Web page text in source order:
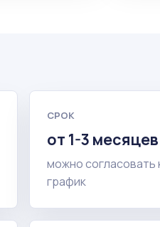
СРОК
от 1-3 месяцев
можно согласовать
график